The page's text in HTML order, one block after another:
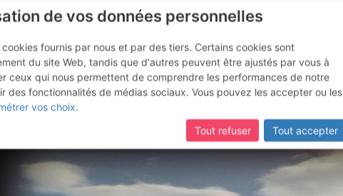
de vos données personnelles
fournis par nous et par des tiers. Certains cookies sont
du site Web, tandis que d'autres peuvent être ajustés par vous à
ceux qui nous permettent de comprendre les performances de notre
des fonctionnalités de médias sociaux. Vous pouvez les accepter ou les
vos choix.
Tout refuser
Tout accepter